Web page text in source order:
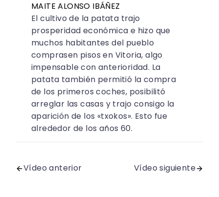
MAITE ALONSO IBÁÑEZ
El cultivo de la patata trajo
prosperidad económica e hizo que
muchos habitantes del pueblo
comprasen pisos en Vitoria, algo
impensable con anterioridad. La
patata también permitió la compra
de los primeros coches, posibilitó
arreglar las casas y trajo consigo la
aparición de los «txokos». Esto fue
alrededor de los años 60.
Vídeo anterior Vídeo siguiente